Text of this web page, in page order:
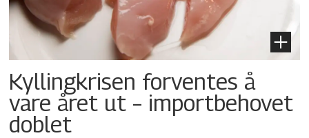
Kyllingkrisen forventes å
vare året ut – importbehovet
doblet